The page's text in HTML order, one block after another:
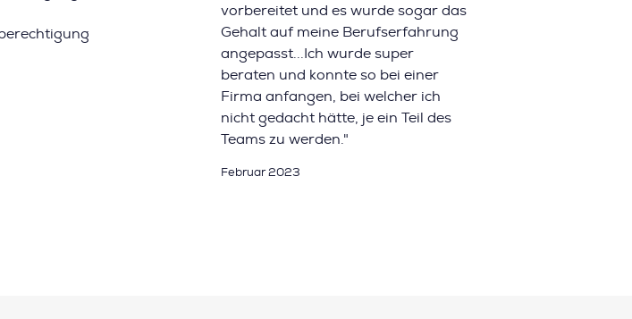
vorbereitet und es wurde sogar das
Gehalt auf meine Berufserfahrung
angepasst...Ich wurde super
beraten und konnte so bei einer
Firma anfangen, bei welcher ich
nicht gedacht hätte, je ein Teil des
Teams zu werden."
Februar 2023